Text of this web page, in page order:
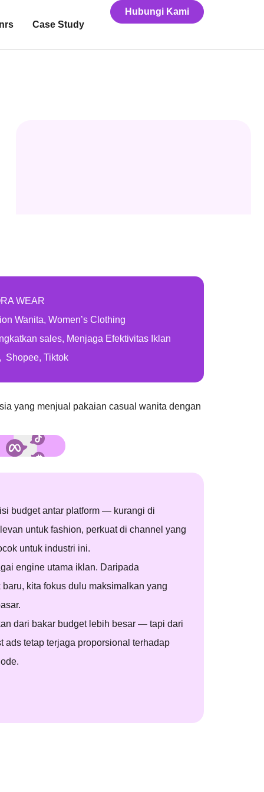
Case Study
Hubungi Kami
WEAR
Wanita, Women’s Clothing
sales, Menjaga Efektivitas Iklan
Shopee, Tiktok
yang menjual pakaian casual wanita dengan
budget antar platform — kurangi di
untuk fashion, perkuat di channel yang
untuk industri ini.
engine utama iklan. Daripada
kita fokus dulu maksimalkan yang
dari bakar budget lebih besar — tapi dari
ads tetap terjaga proporsional terhadap